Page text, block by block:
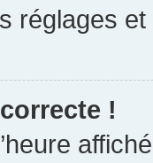
réglages
!